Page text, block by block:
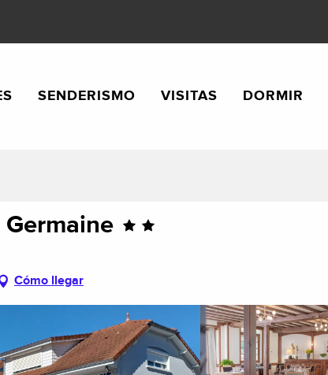
SENDERISMO VISITAS DORMIR
Cómo llegar